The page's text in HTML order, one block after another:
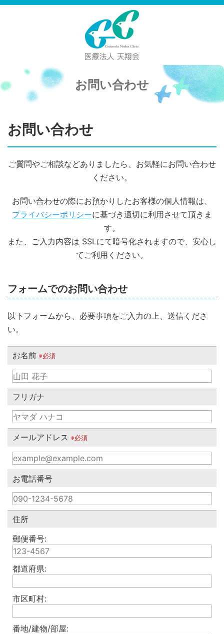
お問い合わせ
お問い合わせ
ご質問やご相談などありましたら、お気軽にお問い合わせ
ください。
お問い合わせの際にお預かりしたお客様の個人情報は、
プライバシーポリシーに基づき適切に利用させて頂きま
す。
また、ご入力内容は SSLにて暗号化されますので、安心し
てご利用ください。
フォームでのお問い合わせ
以下フォームから、必要事項をご入力の上、送信くださ
い。
お名前 ※必須
フリガナ
メールアドレス ※必須
お電話番号
住所
郵便番号:
都道府県:
市区町村:
番地/建物/部屋: